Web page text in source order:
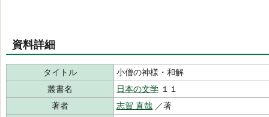
資料詳細
タイトル
小僧の神様・和解
叢書名
日本の文学 １１
著者
志賀 直哉 ／著